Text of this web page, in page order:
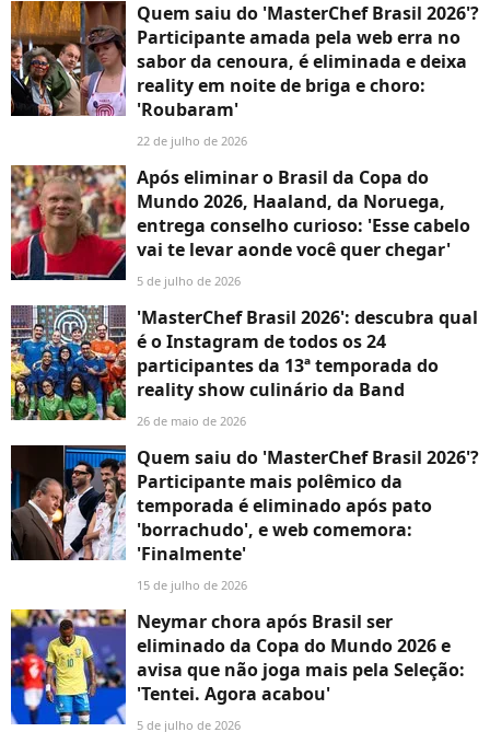
Quem saiu do 'MasterChef Brasil 2026'?
Participante amada pela web erra no
sabor da cenoura, é eliminada e deixa
reality em noite de briga e choro:
'Roubaram'
22 de julho de 2026
Após eliminar o Brasil da Copa do
Mundo 2026, Haaland, da Noruega,
entrega conselho curioso: 'Esse cabelo
vai te levar aonde você quer chegar'
5 de julho de 2026
'MasterChef Brasil 2026': descubra qual
é o Instagram de todos os 24
participantes da 13ª temporada do
reality show culinário da Band
26 de maio de 2026
Quem saiu do 'MasterChef Brasil 2026'?
Participante mais polêmico da
temporada é eliminado após pato
'borrachudo', e web comemora:
'Finalmente'
15 de julho de 2026
Neymar chora após Brasil ser
eliminado da Copa do Mundo 2026 e
avisa que não joga mais pela Seleção:
'Tentei. Agora acabou'
5 de julho de 2026